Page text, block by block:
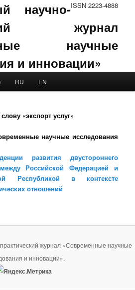
ISSN 2223-4888
научно-
журнал
научные
и инновации»
RU EN
«экспорт услуг»
научные исследования
развития двустороннего
между Российской Федерацией и
Республикой в контексте
отношений
журнал «Современные научные
и инновации».